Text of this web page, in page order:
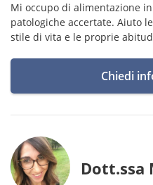
Mi occupo di alimentazione
patologiche accertate. Aiuto
stile di vita e le proprie
Chiedi
Dott.ssa